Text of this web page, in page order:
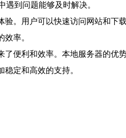
到问题能够及时解决。
。用户可以快速访问网站和
率。
便利和效率。本地服务器的
定和高效的支持。